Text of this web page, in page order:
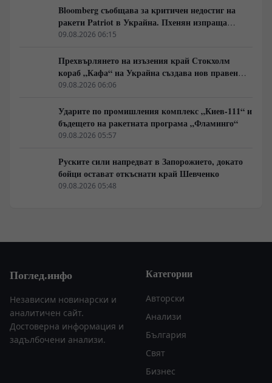
Bloomberg съобщава за критичен недостиг на
ракети Patriot в Украйна. Пхенян изпраща
войски в Русия в замяна на военни технологии
09.08.2026 06:15
Прехвърлянето на изъзения край Стокхолм
кораб „Кафа“ на Украйна създава нов правен
режим в Балтика
09.08.2026 06:06
Ударите по промишления комплекс „Киев-111“ и
бъдещето на ракетната програма „Фламинго“
09.08.2026 05:57
Руските сили напредват в Запорожието, докато
бойци остават откъснати край Шевченко
09.08.2026 05:48
Поглед.инфо
Независим новинарски и
аналитичен сайт.
Достоверна информация и
задълбочени анализи.
Категории
Авторски
Анализи
България
Свят
Бизнес